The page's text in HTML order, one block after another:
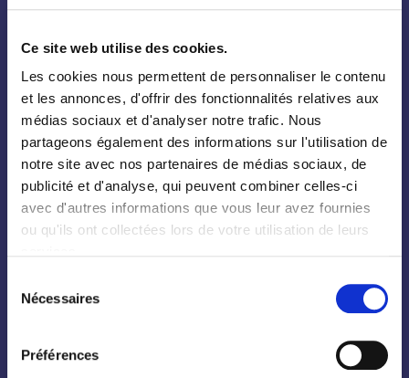
Ce site web utilise des cookies.
Les cookies nous permettent de personnaliser le contenu
et les annonces, d'offrir des fonctionnalités relatives aux
médias sociaux et d'analyser notre trafic. Nous
partageons également des informations sur l'utilisation de
notre site avec nos partenaires de médias sociaux, de
publicité et d'analyse, qui peuvent combiner celles-ci
avec d'autres informations que vous leur avez fournies
ou qu'ils ont collectées lors de votre utilisation de leurs
Nécessaires
Préférences
Arbres
Arbustes
Palmiers
Bambous
Hortensias
Rosiers